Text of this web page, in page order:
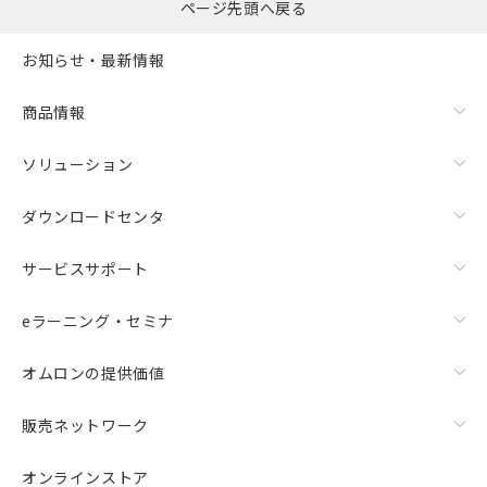
ページ先頭へ戻る
お知らせ・最新情報
商品情報
ソリューション
ダウンロードセンタ
サービスサポート
eラーニング・セミナ
オムロンの提供価値
販売ネットワーク
オンラインストア